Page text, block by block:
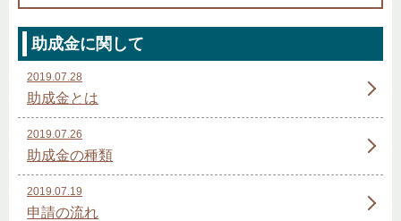
助成金に関して
2019.07.28
助成金とは
2019.07.26
助成金の種類
2019.07.19
申請の流れ